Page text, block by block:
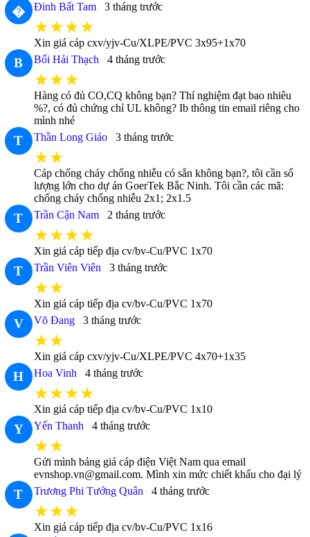
� Đinh Bất Tam 3 tháng trước
★★★★
Xin giá cáp cxv/yjv-Cu/XLPE/PVC 3x95+1x70
B Bối Hải Thạch 4 tháng trước
★★★
Hàng có đủ CO,CQ không bạn? Thí nghiệm đạt bao nhiêu
%?, có đủ chứng chỉ UL không? Ib thông tin email riêng cho
mình nhé
T Thần Long Giáo 3 tháng trước
★★
Cáp chống cháy chống nhiễu có sẵn không bạn?, tôi cần số
lượng lớn cho dự án GoerTek Bắc Ninh. Tôi cần các mã:
chống cháy chống nhiễu 2x1; 2x1.5
T Trần Cận Nam 2 tháng trước
★★★★
Xin giá cáp tiếp địa cv/bv-Cu/PVC 1x70
T Trần Viên Viên 3 tháng trước
★★
Xin giá cáp tiếp địa cv/bv-Cu/PVC 1x70
V Võ Đang 3 tháng trước
★★
Xin giá cáp cxv/yjv-Cu/XLPE/PVC 4x70+1x35
H Hoa Vinh 4 tháng trước
★★★★
Xin giá cáp tiếp địa cv/bv-Cu/PVC 1x10
Y Yến Thanh 4 tháng trước
★★
Gửi mình bảng giá cáp điện Việt Nam qua email
evnshop.vn@gmail.com. Mình xin mức chiết khấu cho đại lý
T Trương Phi Tướng Quân 4 tháng trước
★★★
Xin giá cáp tiếp địa cv/bv-Cu/PVC 1x16